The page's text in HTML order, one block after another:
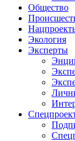
Общество
Экология
Эксперты